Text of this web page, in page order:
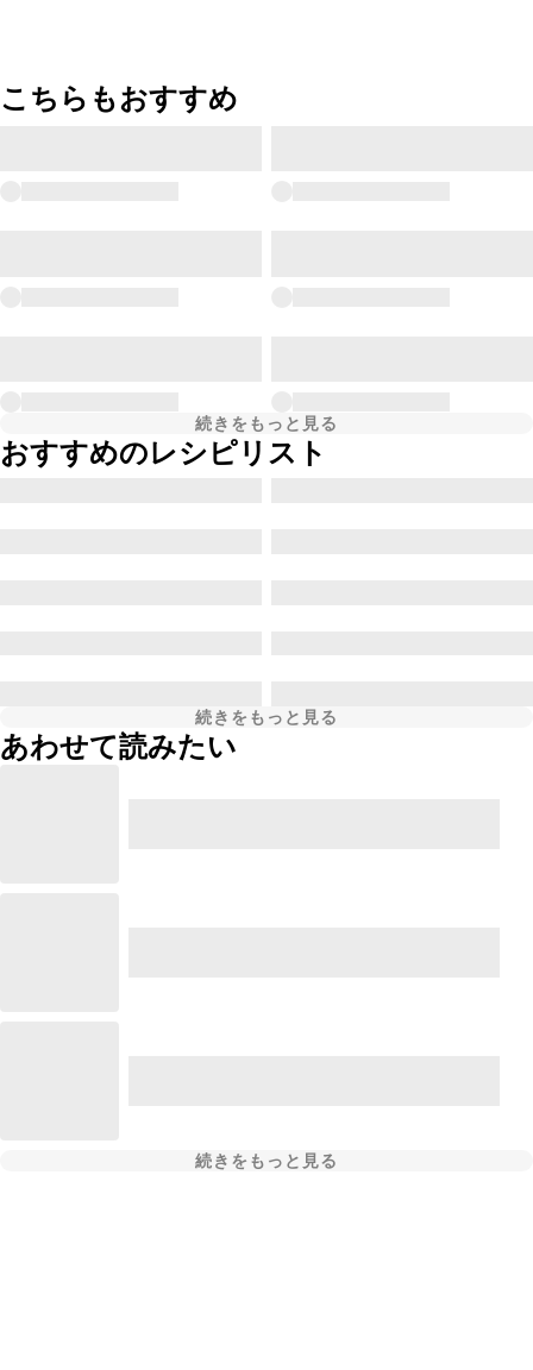
こちらもおすすめ
続きをもっと見る
おすすめのレシピリスト
続きをもっと見る
あわせて読みたい
続きをもっと見る